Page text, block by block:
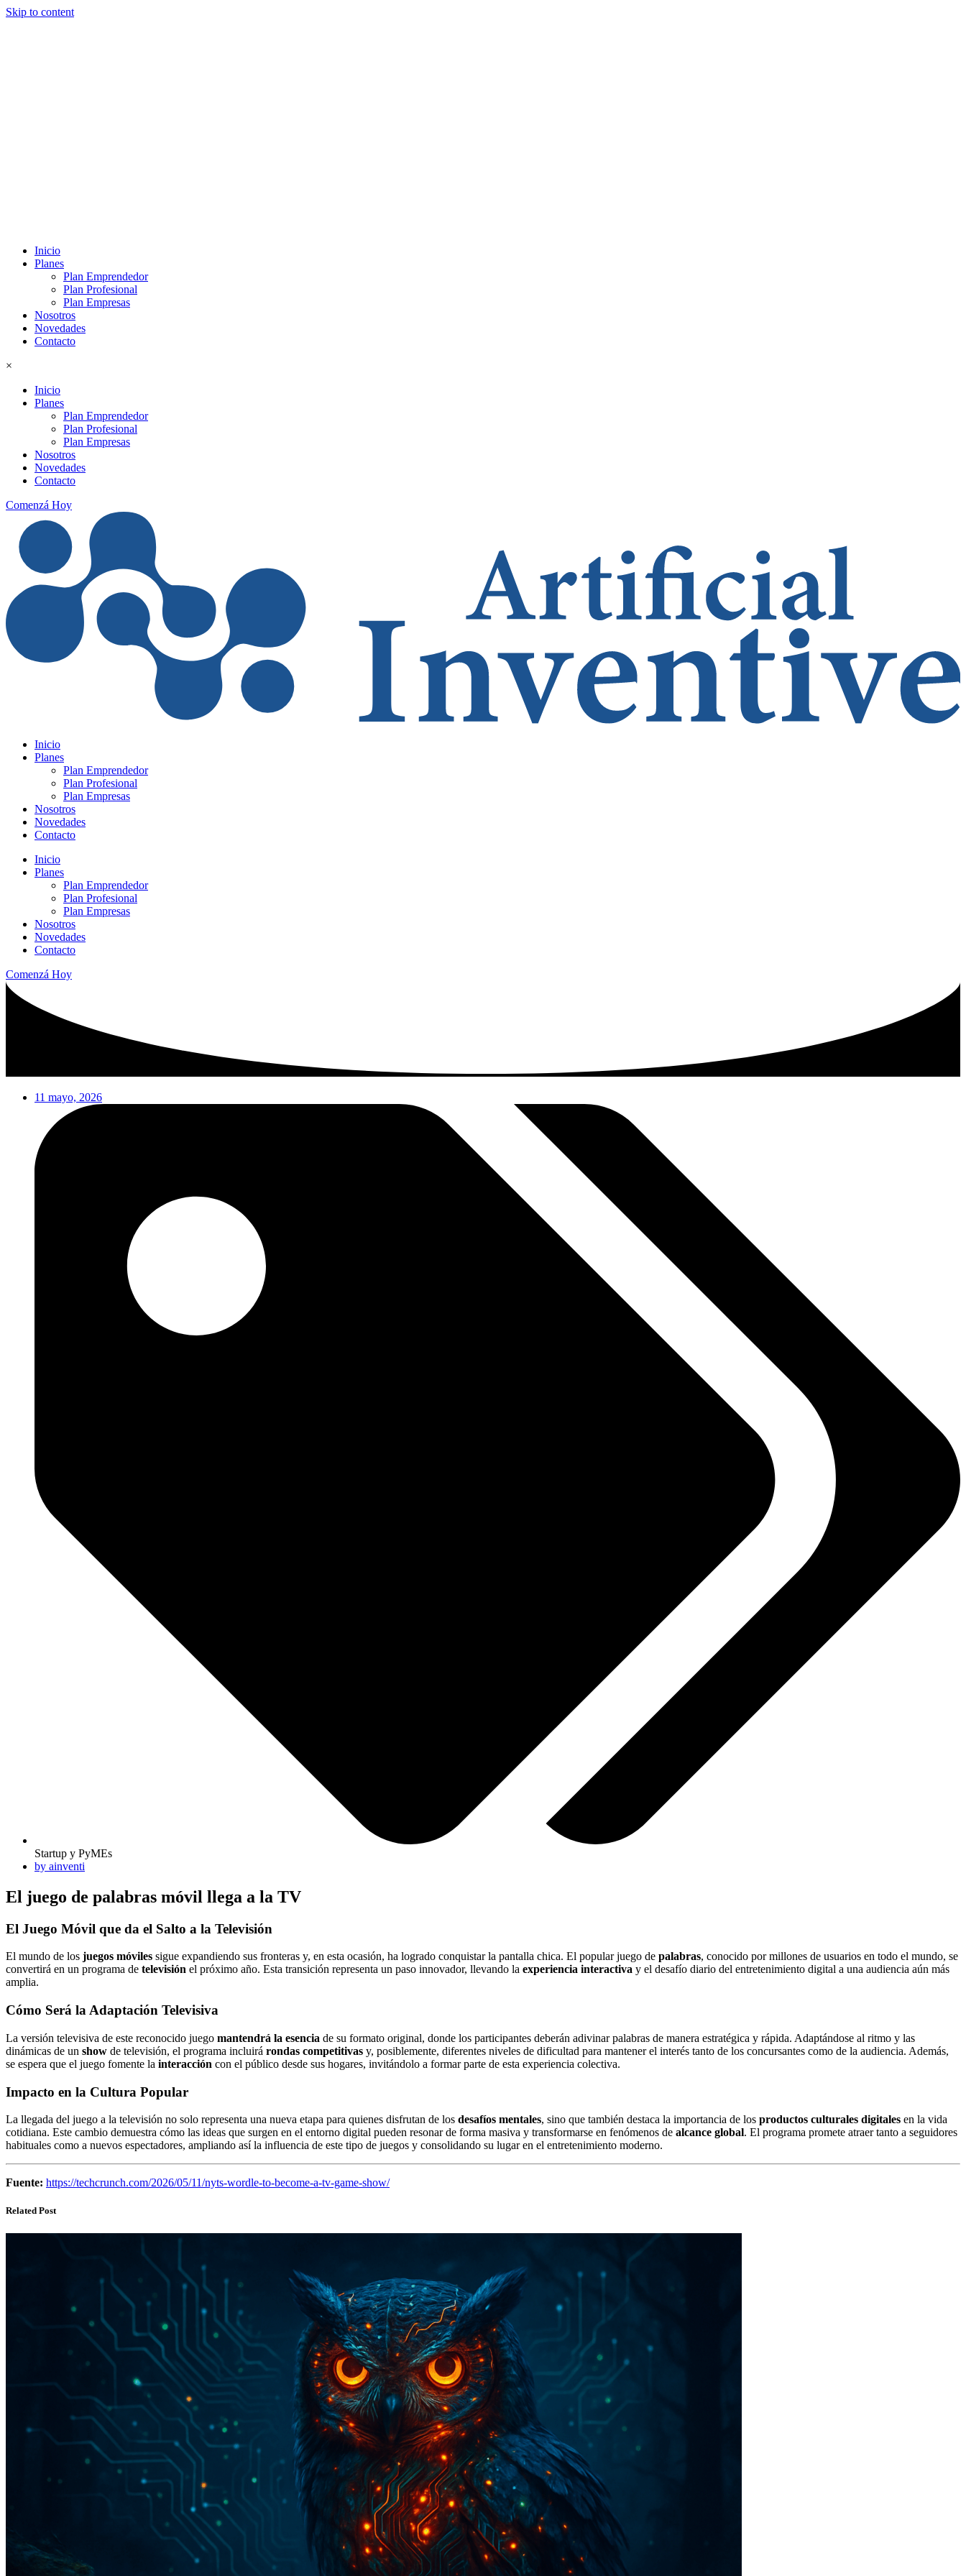
Skip to content
Inicio
Planes
Plan Emprendedor
Plan Profesional
Plan Empresas
Nosotros
Novedades
Contacto
×
Inicio
Planes
Plan Emprendedor
Plan Profesional
Plan Empresas
Nosotros
Novedades
Contacto
Comenzá Hoy
Inicio
Planes
Plan Emprendedor
Plan Profesional
Plan Empresas
Nosotros
Novedades
Contacto
Inicio
Planes
Plan Emprendedor
Plan Profesional
Plan Empresas
Nosotros
Novedades
Contacto
Comenzá Hoy
11 mayo, 2026
Startup y PyMEs
by ainventi
El juego de palabras móvil llega a la TV
El Juego Móvil que da el Salto a la Televisión
El mundo de los juegos móviles sigue expandiendo sus fronteras y, en esta ocasión, ha logrado conquistar la pantalla chica. El popular juego de palabras, conocido por millones de usuarios en todo el mundo, se
convertirá en un programa de televisión el próximo año. Esta transición representa un paso innovador, llevando la experiencia interactiva y el desafío diario del entretenimiento digital a una audiencia aún más
amplia.
Cómo Será la Adaptación Televisiva
La versión televisiva de este reconocido juego mantendrá la esencia de su formato original, donde los participantes deberán adivinar palabras de manera estratégica y rápida. Adaptándose al ritmo y las
dinámicas de un show de televisión, el programa incluirá rondas competitivas y, posiblemente, diferentes niveles de dificultad para mantener el interés tanto de los concursantes como de la audiencia. Además,
se espera que el juego fomente la interacción con el público desde sus hogares, invitándolo a formar parte de esta experiencia colectiva.
Impacto en la Cultura Popular
La llegada del juego a la televisión no solo representa una nueva etapa para quienes disfrutan de los desafíos mentales, sino que también destaca la importancia de los productos culturales digitales en la vida
cotidiana. Este cambio demuestra cómo las ideas que surgen en el entorno digital pueden resonar de forma masiva y transformarse en fenómenos de alcance global. El programa promete atraer tanto a seguidores
habituales como a nuevos espectadores, ampliando así la influencia de este tipo de juegos y consolidando su lugar en el entretenimiento moderno.
Fuente: https://techcrunch.com/2026/05/11/nyts-wordle-to-become-a-tv-game-show/
Related Post